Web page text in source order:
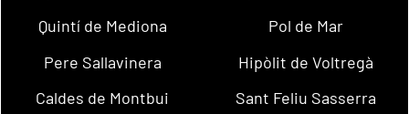
Quintí de Mediona
Pol de Mar
Pere Sallavinera
Hipòlit de Voltregà
Caldes de Montbui
Sant Feliu Sasserra